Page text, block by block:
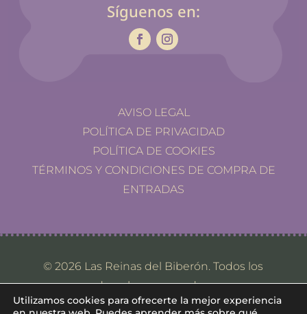
Síguenos en:
AVISO LEGAL
POLÍTICA DE PRIVACIDAD
POLÍTICA DE COOKIES
TÉRMINOS Y CONDICIONES DE COMPRA DE
ENTRADAS
© 2026 Las Reinas del Biberón. Todos los
derechos reservados.
Utilizamos cookies para ofrecerte la mejor experiencia